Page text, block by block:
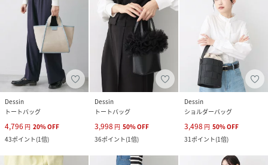
Dessin
トートバッグ
4,796 円 20%OFF
43ポイント(1倍)
Dessin
トートバッグ
3,998 円 50%OFF
36ポイント(1倍)
Dessin
ショルダーバッグ
3,498 円 50%OFF
31ポイント(1倍)